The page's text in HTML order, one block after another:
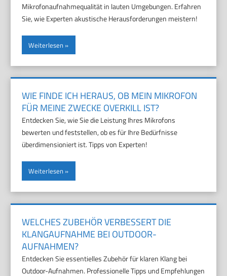
Mikrofonaufnahmequalität in lauten Umgebungen. Erfahren
Sie, wie Experten akustische Herausforderungen meistern!
Weiterlesen
WIE FINDE ICH HERAUS, OB MEIN MIKROFON
FÜR MEINE ZWECKE OVERKILL IST?
Entdecken Sie, wie Sie die Leistung Ihres Mikrofons
bewerten und feststellen, ob es für Ihre Bedürfnisse
überdimensioniert ist. Tipps von Experten!
Weiterlesen
WELCHES ZUBEHÖR VERBESSERT DIE
KLANGAUFNAHME BEI OUTDOOR-
AUFNAHMEN?
Entdecken Sie essentielles Zubehör für klaren Klang bei
Outdoor-Aufnahmen. Professionelle Tipps und Empfehlungen